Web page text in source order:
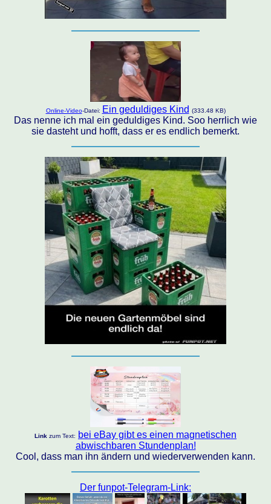
Online-Video-Datei: Ein geduldiges Kind (333.48 KB)
Das nenne ich mal ein geduldiges Kind. Soo herrlich wie
sie dasteht und hofft, dass er es endlich bemerkt.
Link zum Text:
bei eBay gibt es einen magnetischen
abwischbaren Stundenplan!
Cool, dass man ihn ändern und wiederverwenden kann.
Der funpot-Telegram-Link: